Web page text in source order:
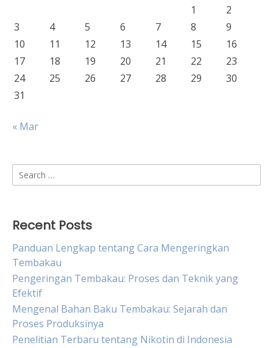
1
2
3
4 5 6 7 8
9
10
11 12 13 14 15
16
17
18 19 20 21 22
23
24
25 26 27 28 29
30
31
« Mar
Search
for:
Recent Posts
Panduan Lengkap tentang Cara Mengeringkan
Tembakau
Pengeringan Tembakau: Proses dan Teknik yang
Efektif
Mengenal Bahan Baku Tembakau: Sejarah dan
Proses Produksinya
Penelitian Terbaru tentang Nikotin di Indonesia